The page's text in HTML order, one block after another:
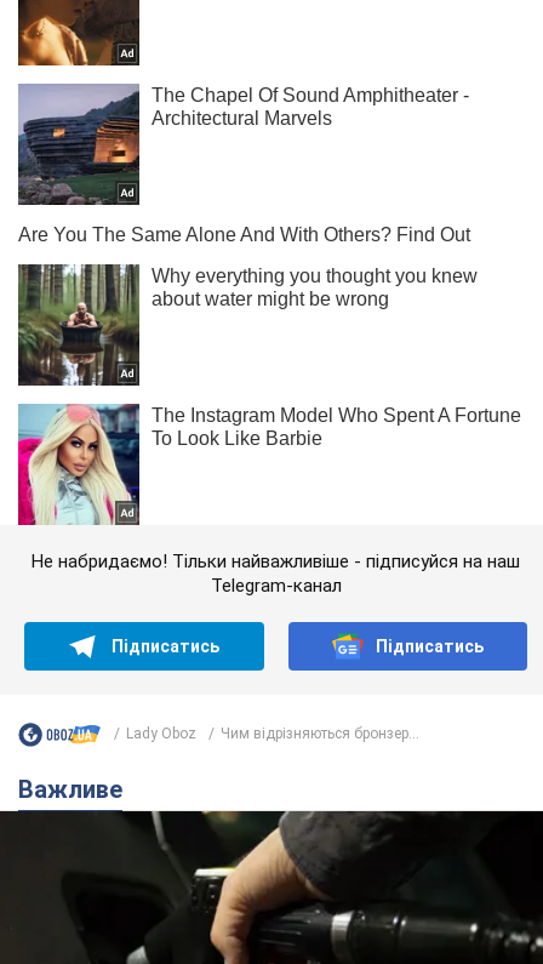
Не набридаємо! Тільки найважливіше - підписуйся на наш
Telegram-канал
Підписатись Підписатись
Lady Oboz Чим відрізняються бронзер...
Важливе